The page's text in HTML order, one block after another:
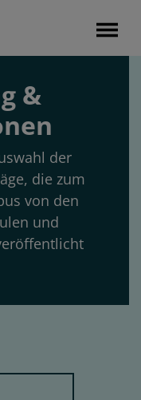
&
der
die zum
von den
und